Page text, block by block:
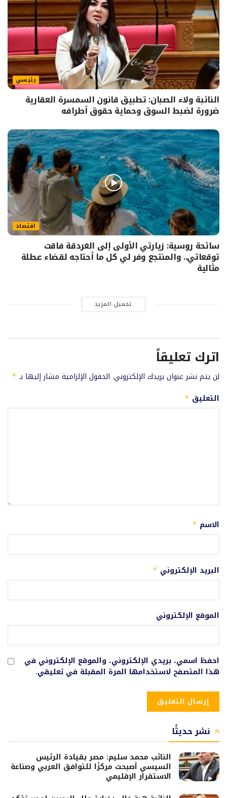
رئيسي
النائبة ولاء الصبان: تطبيق قانون السمسرة العقارية
ضرورة لضبط السوق وحماية حقوق أطرافه
اقتصاد
سائحة روسية: زيارتي الأولى إلى الغردقة فاقت
توقعاتي.. والمنتجع وفر لي كل ما أحتاجه لقضاء عطلة
مثالية
تحميل المزيد
اترك تعليقاً
لن يتم نشر عنوان بريدك الإلكتروني. الحقول الإلزامية مشار إليها بـ *
التعليق *
الاسم *
البريد الإلكتروني *
الموقع الإلكتروني
احفظ اسمي، بريدي الإلكتروني، والموقع الإلكتروني في
هذا المتصفح لاستخدامها المرة المقبلة في تعليقي.
نشر حديثًا
النائب محمد سليم: مصر بقيادة الرئيس
السيسي أصبحت مركزًا للتوافق العربي وصناعة
الاستقرار الإقليمي